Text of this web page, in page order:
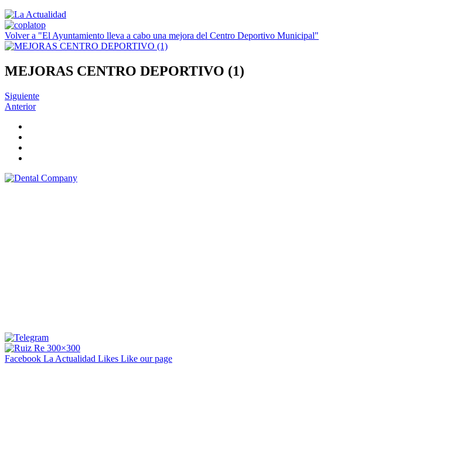
Volver a "El Ayuntamiento lleva a cabo una mejora del Centro Deportivo Municipal"
MEJORAS CENTRO DEPORTIVO (1)
Siguiente
Anterior
Facebook La Actualidad Likes Like our page